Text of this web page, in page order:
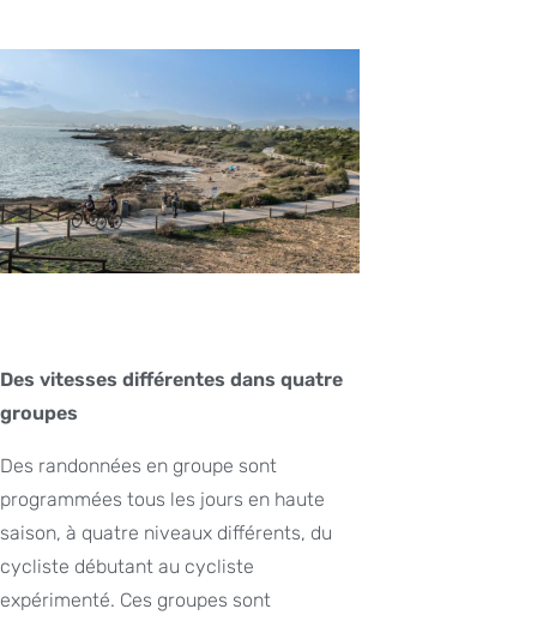
Des vitesses différentes dans quatre
groupes
Des randonnées en groupe sont
programmées tous les jours en haute
saison, à quatre niveaux différents, du
cycliste débutant au cycliste
expérimenté. Ces groupes sont